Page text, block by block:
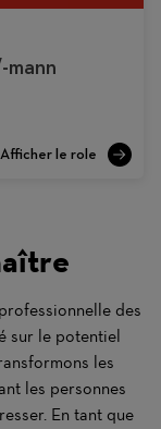
des
sur le potentiel
les
les personnes
En tant que